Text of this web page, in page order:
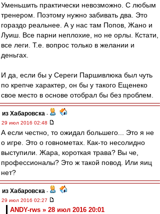
Уменьшить практически невозможно. С любым
тренером. Поэтому нужно забивать два. Это
гораздо реальнее. А у нас там Попов, Жано и
Луиш. Все парни неплохие, но не орлы. Кстати,
все леги. Т.е. вопрос только в желании и
деньгах.
И да, если бы у Сереги Паршивлюка был чуть
по крепче характер, он бы у такого Ещенеко
свое место в основе отобрал бы без проблем.
из Хабаровска -
29 июл 2016 02:48
А если честно, то ожидал большего... Это я не
о игре. Это о говнометах. Как-то несолидно
выступили. Жара, короткая трава? Вы че,
профессионалы? Это ж такой повод. Или яиц
нет?
из Хабаровска -
29 июл 2016 02:27
ANDY-rws » 28 июл 2016 20:01